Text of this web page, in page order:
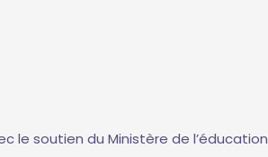
le soutien du Ministère de l’éducation